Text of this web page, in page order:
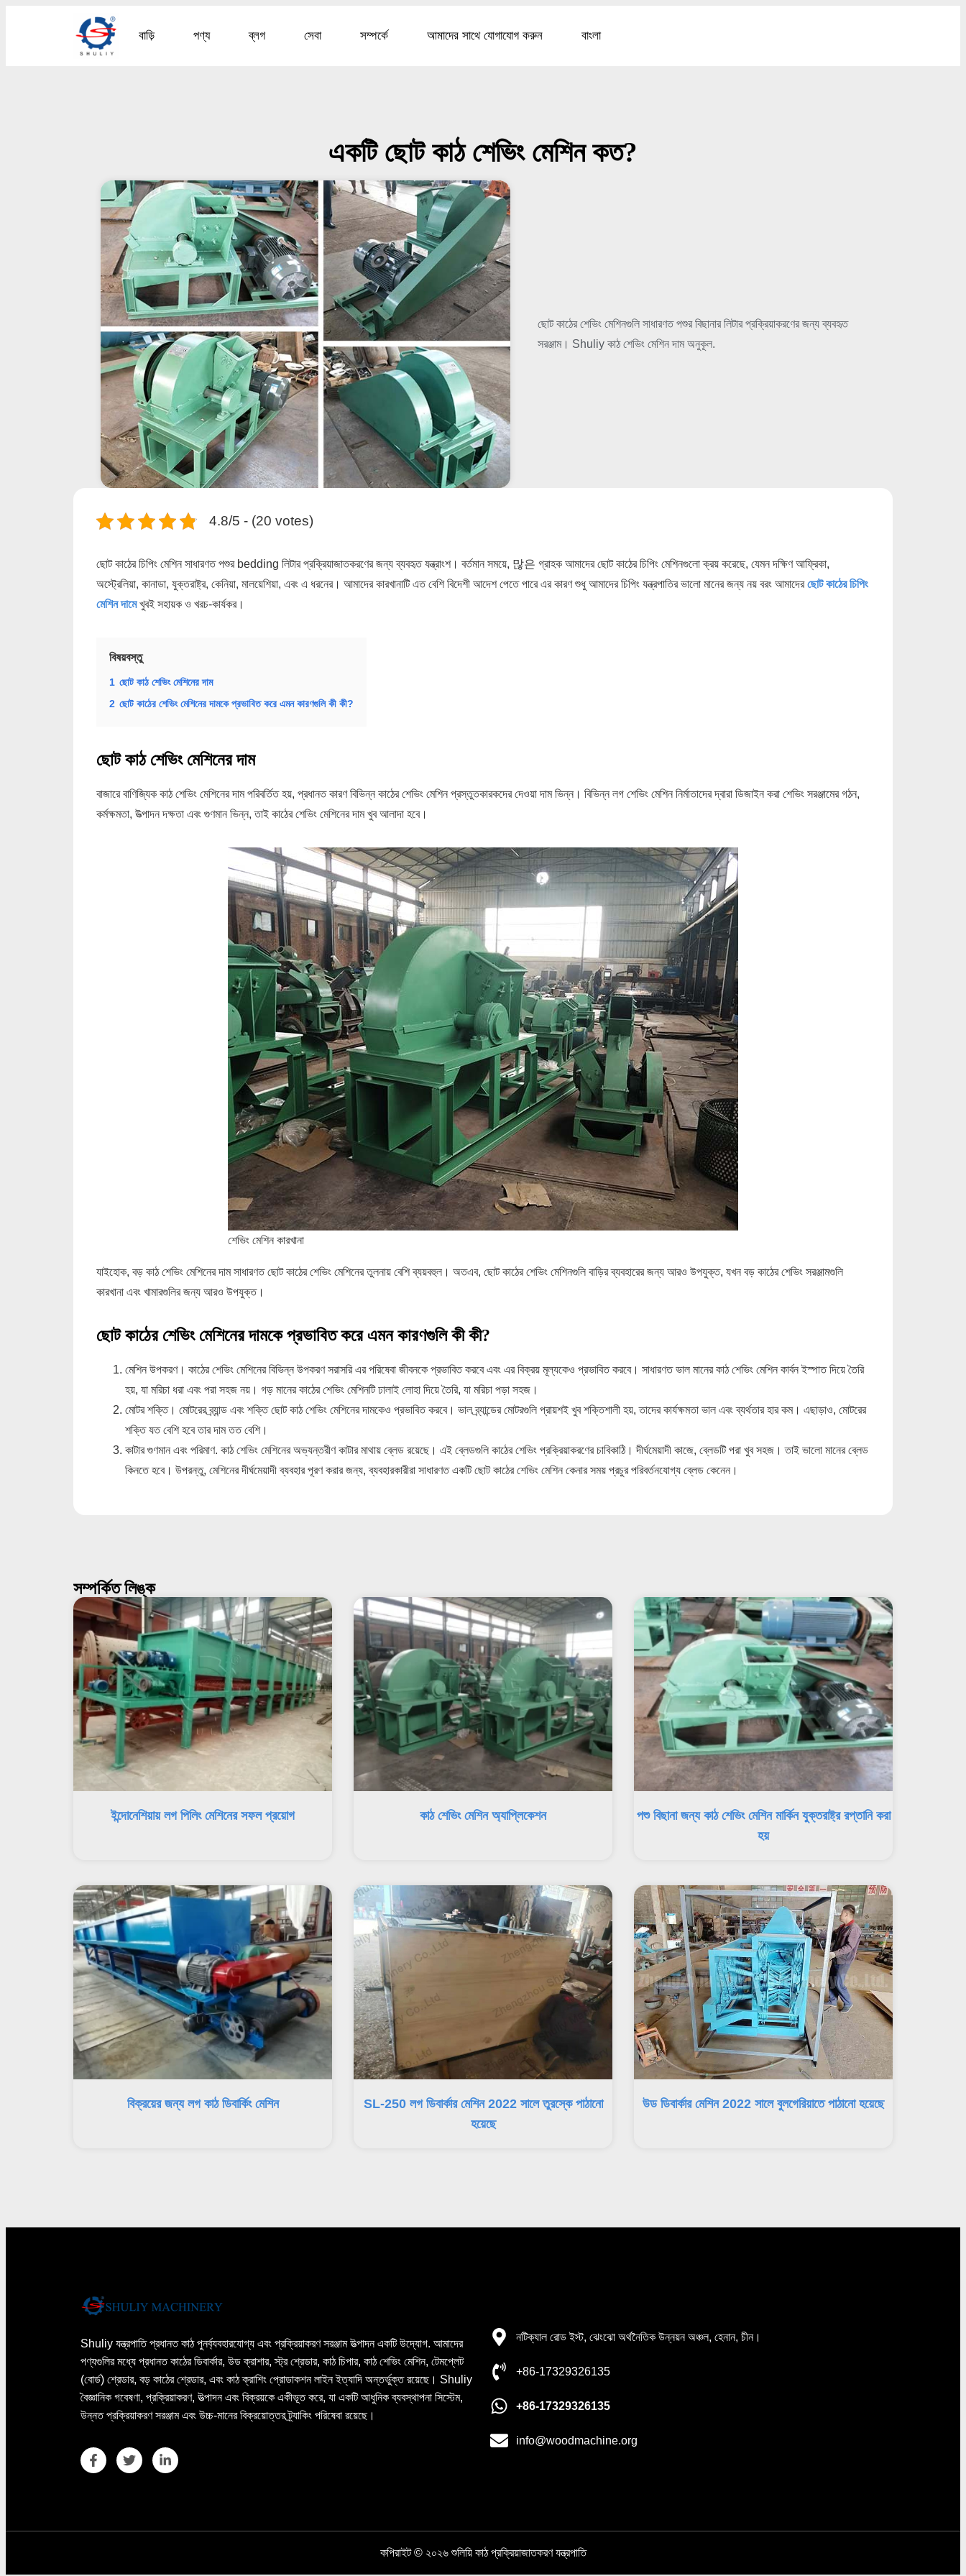
বাড়ি পণ্য ব্লগ সেবা সম্পর্কে আমাদের সাথে যোগাযোগ করুন বাংলা
একটি ছোট কাঠ শেভিং মেশিন কত?
ছোট কাঠের শেভিং মেশিনগুলি সাধারণত পশুর বিছানার লিটার প্রক্রিয়াকরণের জন্য ব্যবহৃত
সরঞ্জাম। Shuliy কাঠ শেভিং মেশিন দাম অনুকূল.
4.8/5 - (20 votes)
ছোট কাঠের চিপিং মেশিন সাধারণত পশুর bedding লিটার প্রক্রিয়াজাতকরণের জন্য ব্যবহৃত যন্ত্রাংশ। বর্তমান সময়ে, 많은 গ্রাহক আমাদের ছোট কাঠের চিপিং মেশিনগুলো ক্রয় করেছে, যেমন দক্ষিণ আফ্রিকা,
অস্ট্রেলিয়া, কানাডা, যুক্তরাষ্ট্র, কেনিয়া, মালয়েশিয়া, এবং এ ধরনের। আমাদের কারখানাটি এত বেশি বিদেশী আদেশ পেতে পারে এর কারণ শুধু আমাদের চিপিং যন্ত্রপাতির ভালো মানের জন্য নয় বরং আমাদেরছোট কাঠের চিপিং
মেশিন দামেখুবই সহায়ক ও খরচ-কার্যকর।
বিষয়বস্তু
1 ছোট কাঠ শেভিং মেশিনের দাম
2 ছোট কাঠের শেভিং মেশিনের দামকে প্রভাবিত করে এমন কারণগুলি কী কী?
ছোট কাঠ শেভিং মেশিনের দাম
বাজারে বাণিজ্যিক কাঠ শেভিং মেশিনের দাম পরিবর্তিত হয়, প্রধানত কারণ বিভিন্ন কাঠের শেভিং মেশিন প্রস্তুতকারকদের দেওয়া দাম ভিন্ন। বিভিন্ন লগ শেভিং মেশিন নির্মাতাদের দ্বারা ডিজাইন করা শেভিং সরঞ্জামের গঠন,
কর্মক্ষমতা, উত্পাদন দক্ষতা এবং গুণমান ভিন্ন, তাই কাঠের শেভিং মেশিনের দাম খুব আলাদা হবে।
শেভিং মেশিন কারখানা
যাইহোক, বড় কাঠ শেভিং মেশিনের দাম সাধারণত ছোট কাঠের শেভিং মেশিনের তুলনায় বেশি ব্যয়বহুল। অতএব, ছোট কাঠের শেভিং মেশিনগুলি বাড়ির ব্যবহারের জন্য আরও উপযুক্ত, যখন বড় কাঠের শেভিং সরঞ্জামগুলি
কারখানা এবং খামারগুলির জন্য আরও উপযুক্ত।
ছোট কাঠের শেভিং মেশিনের দামকে প্রভাবিত করে এমন কারণগুলি কী কী?
মেশিন উপকরণ। কাঠের শেভিং মেশিনের বিভিন্ন উপকরণ সরাসরি এর পরিষেবা জীবনকে প্রভাবিত করবে এবং এর বিক্রয় মূল্যকেও প্রভাবিত করবে। সাধারণত ভাল মানের কাঠ শেভিং মেশিন কার্বন ইস্পাত দিয়ে তৈরি
হয়, যা মরিচা ধরা এবং পরা সহজ নয়। গড় মানের কাঠের শেভিং মেশিনটি ঢালাই লোহা দিয়ে তৈরি, যা মরিচা পড়া সহজ।
মোটর শক্তি। মোটরের ব্র্যান্ড এবং শক্তি ছোট কাঠ শেভিং মেশিনের দামকেও প্রভাবিত করবে। ভাল ব্র্যান্ডের মোটরগুলি প্রায়শই খুব শক্তিশালী হয়, তাদের কার্যক্ষমতা ভাল এবং ব্যর্থতার হার কম। এছাড়াও, মোটরের
শক্তি যত বেশি হবে তার দাম তত বেশি।
কাটার গুণমান এবং পরিমাণ. কাঠ শেভিং মেশিনের অভ্যন্তরীণ কাটার মাথায় ব্লেড রয়েছে। এই ব্লেডগুলি কাঠের শেভিং প্রক্রিয়াকরণের চাবিকাঠি। দীর্ঘমেয়াদী কাজে, ব্লেডটি পরা খুব সহজ। তাই ভালো মানের ব্লেড
কিনতে হবে। উপরন্তু, মেশিনের দীর্ঘমেয়াদী ব্যবহার পূরণ করার জন্য, ব্যবহারকারীরা সাধারণত একটি ছোট কাঠের শেভিং মেশিন কেনার সময় প্রচুর পরিবর্তনযোগ্য ব্লেড কেনেন।
সম্পর্কিত লিঙ্ক
ইন্দোনেশিয়ায় লগ পিলিং মেশিনের সফল প্রয়োগ কাঠ শেভিং মেশিন অ্যাপ্লিকেশন
পশু বিছানা জন্য কাঠ শেভিং মেশিন মার্কিন যুক্তরাষ্ট্র রপ্তানি করা
হয়
বিক্রয়ের জন্য লগ কাঠ ডিবার্কিং মেশিন
SL-250 লগ ডিবার্কার মেশিন 2022 সালে তুরস্কে পাঠানো
হয়েছে
উড ডিবার্কার মেশিন 2022 সালে বুলগেরিয়াতে পাঠানো হয়েছে
Shuliy যন্ত্রপাতি প্রধানত কাঠ পুনর্ব্যবহারযোগ্য এবং প্রক্রিয়াকরণ সরঞ্জাম উত্পাদন একটি উদ্যোগ. আমাদের
পণ্যগুলির মধ্যে প্রধানত কাঠের ডিবার্কার, উড ক্রাশার, স্ট্র শ্রেডার, কাঠ চিপার, কাঠ শেভিং মেশিন, টেমপ্লেট
(বোর্ড) শ্রেডার, বড় কাঠের শ্রেডার, এবং কাঠ ক্রাশিং প্রোডাকশন লাইন ইত্যাদি অন্তর্ভুক্ত রয়েছে। Shuliy
বৈজ্ঞানিক গবেষণা, প্রক্রিয়াকরণ, উত্পাদন এবং বিক্রয়কে একীভূত করে, যা একটি আধুনিক ব্যবস্থাপনা সিস্টেম,
উন্নত প্রক্রিয়াকরণ সরঞ্জাম এবং উচ্চ-মানের বিক্রয়োত্তর ট্র্যাকিং পরিষেবা রয়েছে।
নটিক্যাল রোড ইস্ট, ঝেংঝো অর্থনৈতিক উন্নয়ন অঞ্চল, হেনান, চীন।
+86-17329326135
+86-17329326135
info@woodmachine.org
কপিরাইট © ২০২৬ শুলিয়ি কাঠ প্রক্রিয়াজাতকরণ যন্ত্রপাতি